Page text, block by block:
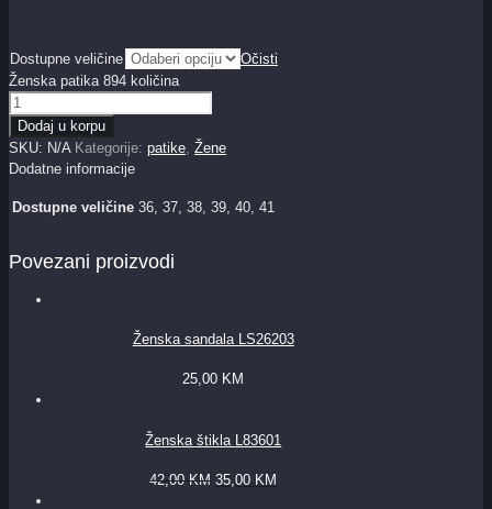
Dostupne veličine
Očisti
Ženska patika 894 količina
Dodaj u korpu
SKU: N/A Kategorije: patike, Žene
Dodatne informacije
Dostupne veličine 36, 37, 38, 39, 40, 41
Povezani proizvodi
Ženska sandala LS26203
25,00 KM
Ženska štikla L83601
42,00 KM 35,00 KM